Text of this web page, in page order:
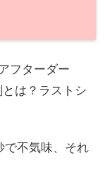
フターダー
は？ラストシ
で不気味、それ